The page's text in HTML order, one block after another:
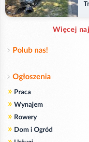
Więcej
Polub nas!
Ogłoszenia
» Praca
» Wynajem
» Rowery
» Dom i Ogród